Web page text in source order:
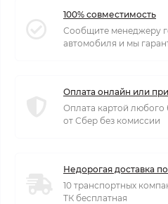
100% совместимость
Сообщите менеджеру
автомобиля и мы
Оплата онлайн или
Оплата картой любого
от Сбер без комиссии
Недорогая доставка
10 транспортных
ТК бесплатная